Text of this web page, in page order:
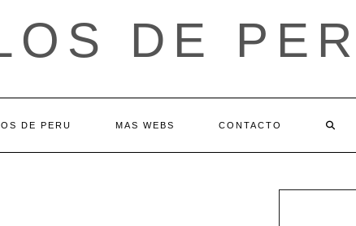
DE
DE PERU MAS WEBS CONTACTO